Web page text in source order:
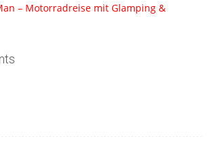
– Motorradreise mit Glamping &